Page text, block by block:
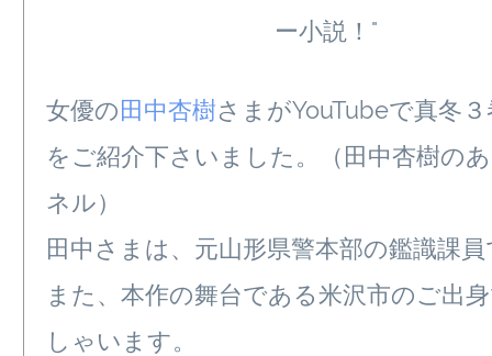
ー小説！"
女優の田中杏樹さまがYouTubeで真冬
をご紹介下さいました。（田中杏樹の
ネル）
田中さまは、元山形県警本部の鑑識課
また、本作の舞台である米沢市のご出
しゃいます。